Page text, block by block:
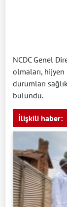
NCDC Genel
olmaları,
durumları
bulundu.
İlişkili haber: